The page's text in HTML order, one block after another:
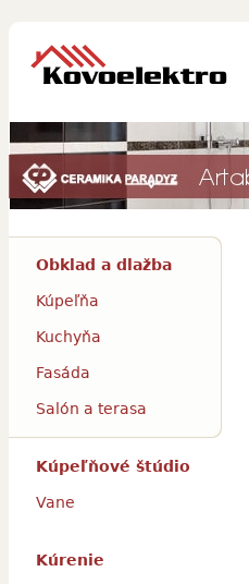
Obklad a dlažba
Kúpeľňa
Kuchyňa
Fasáda
Salón a terasa
Kúpeľňové štúdio
Vane
Kúrenie